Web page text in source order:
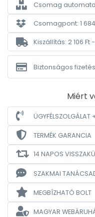
Csomag automata:
Csomagpont: 1
Kiszállítás: 2 106 Ft
Biztonságos fizetés
Miért
TERMÉK GARANCIA
14 NAPOS
SZAKMAI
MEGBÍZHATÓ BOLT
MAGYAR